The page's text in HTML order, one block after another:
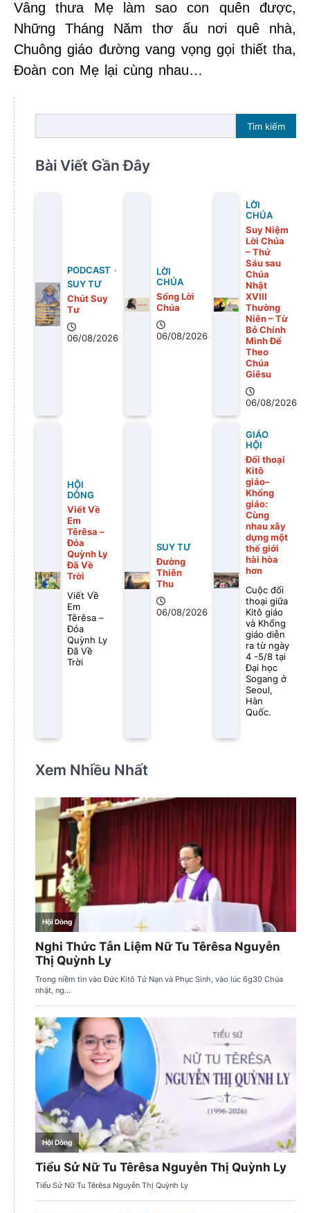
Vâng thưa Mẹ làm sao con quên được,
Những Tháng Năm thơ ấu nơi quê nhà,
Chuông giáo đường vang vọng gọi thiết tha,
Đoàn con Mẹ lại cùng nhau…
Tìm kiếm
Bài Viết Gần Đây
PODCAST
SUY TƯ
Chút Suy
Tư
06/08/2026
LỜI
CHÚA
Sống Lời
Chúa
06/08/2026
LỜI
CHÚA
Suy Niệm
Lời Chúa
– Thứ
Sáu sau
Chúa
Nhật
XVIII
Thường
Niên – Từ
Bỏ Chính
Mình Để
Theo
Chúa
Giêsu
06/08/2026
HỘI
DÒNG
Viết Về
Em
Têrêsa –
Đóa
Quỳnh Ly
Đã Về
Trời
Viết Về
Em
Têrêsa –
Đóa
Quỳnh Ly
Đã Về
Trời
SUY TƯ
Đường
Thiên
Thu
06/08/2026
GIÁO
HỘI
Đối thoại
Kitô
giáo–
Khổng
giáo:
Cùng
nhau xây
dựng một
thế giới
hài hòa
hơn
Cuộc đối
thoại giữa
Kitô giáo
và Khổng
giáo diễn
ra từ ngày
4 -5/8 tại
Đại học
Sogang ở
Seoul,
Hàn
Quốc.
Xem Nhiều Nhất